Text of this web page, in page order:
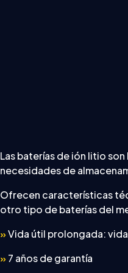
Las baterías de ión litio
necesidades de
Ofrecen características
otro tipo de baterías del
»Vida útil prolongada:
»7 años de garantía